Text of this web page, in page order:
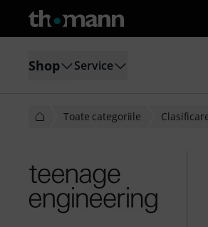
Shop Service
Toate categoriile